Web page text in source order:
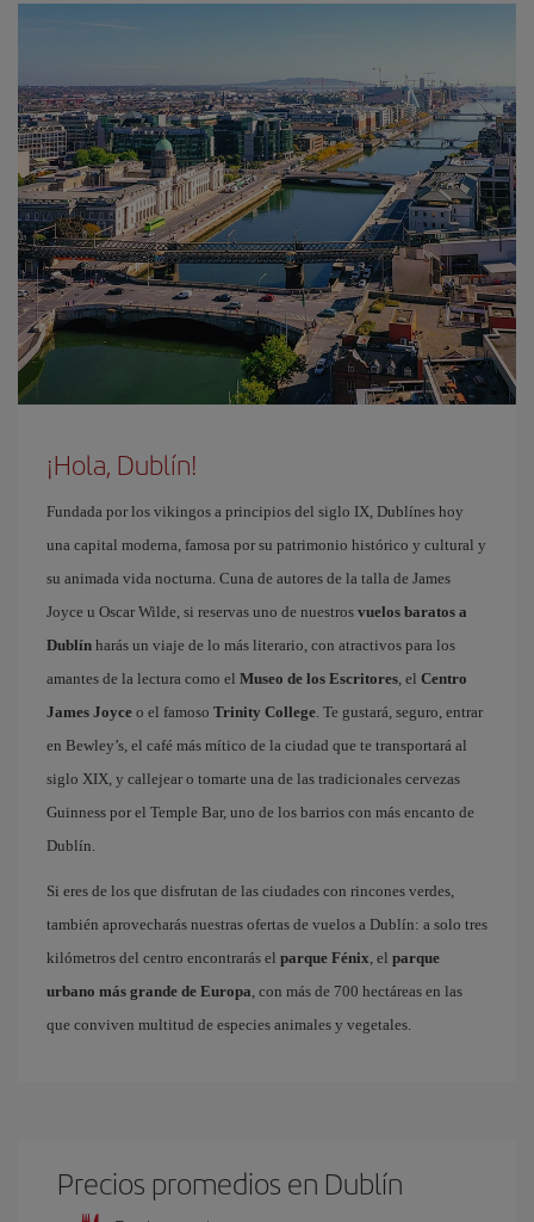
¡Hola, Dublín!
Fundada por los vikingos a principios del siglo IX, Dublínes hoy
una capital moderna, famosa por su patrimonio histórico y cultural y
su animada vida nocturna. Cuna de autores de la talla de James
Joyce u Oscar Wilde, si reservas uno de nuestros vuelos baratos a
Dublín harás un viaje de lo más literario, con atractivos para los
amantes de la lectura como el Museo de los Escritores, el Centro
James Joyce o el famoso Trinity College. Te gustará, seguro, entrar
en Bewley’s, el café más mítico de la ciudad que te transportará al
siglo XIX, y callejear o tomarte una de las tradicionales cervezas
Guinness por el Temple Bar, uno de los barrios con más encanto de
Dublín.
Si eres de los que disfrutan de las ciudades con rincones verdes,
también aprovecharás nuestras ofertas de vuelos a Dublín: a solo tres
kilómetros del centro encontrarás el parque Fénix, el parque
urbano más grande de Europa, con más de 700 hectáreas en las
que conviven multitud de especies animales y vegetales.
Precios promedios en Dublín